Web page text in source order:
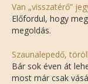
Van „visszatérő”
Előfordul, hogy
megoldás.
Szaunalepedő,
Bár sok éven át
most már csak